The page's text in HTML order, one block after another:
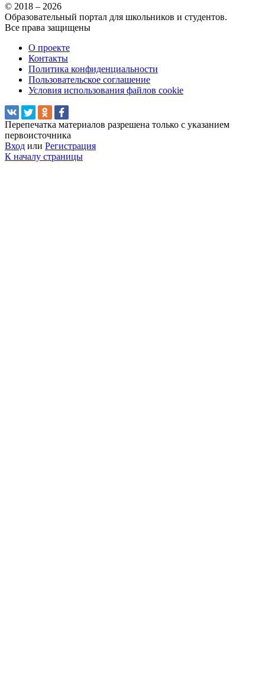
© 2018 – 2026
Образовательный портал для школьников и студентов.
Все права защищены
О проекте
Контакты
Политика конфиденциальности
Пользовательское соглашение
Условия использования файлов cookie
Перепечатка материалов разрешена только с указанием
первоисточника
Вход или Регистрация
К началу страницы